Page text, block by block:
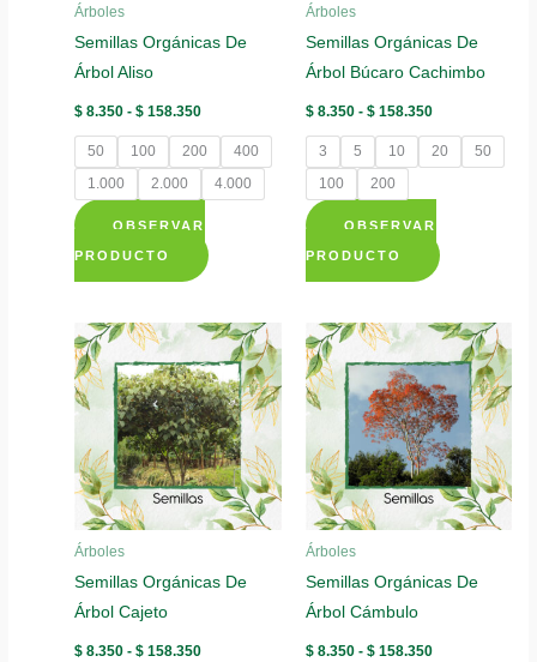
la
producto
la
página
producto
Árboles
Semillas Orgánicas De
Árbol Aliso
$ 8.350 - $ 158.350
precios:
desde
$ 8.350
hasta
$ 158.350
50 100 200
400
1.000
2.000 4.000
OBSERVAR
PRODUCTO
Este
múltiples
variantes.
Las
opciones
se
pueden
elegir
la
Árboles
Semillas Orgánicas De
Árbol Búcaro Cachimbo
$8.350 - $158.350Rango
precios:
desde
hasta
$ 158.350
3 5 10 20
50
100
200
OBSERVAR
PRODUCTO
Este
múltiples
variantes.
Las
opciones
se
pueden
elegir
la
Árboles
Semillas Orgánicas De
Árbol Cajeto
$ 8.350 - $ 158.350
Árboles
Semillas Orgánicas De
Árbol Cámbulo
$8.350 - $158.350Rango